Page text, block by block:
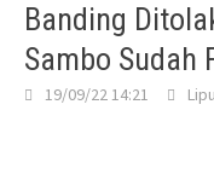
Banding
Sambo Sudah
19/09/22 14:21